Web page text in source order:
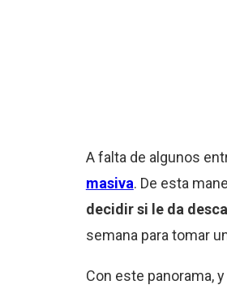
A falta de algunos
masiva. De esta
decidir si le da
semana para tomar
Con este panorama,